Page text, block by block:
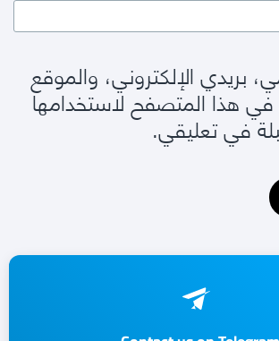
بريدي الإلكتروني، والموقع
في هذا المتصفح لاستخدامها
في تعليقي.